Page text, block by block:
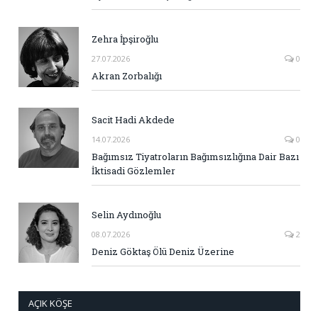
Zehra İpşiroğlu
27.07.2026 0
Akran Zorbalığı
Sacit Hadi Akdede
14.07.2026 0
Bağımsız Tiyatroların Bağımsızlığına Dair Bazı
İktisadi Gözlemler
Selin Aydınoğlu
08.07.2026 2
Deniz Göktaş Ölü Deniz Üzerine
AÇIK KÖŞE